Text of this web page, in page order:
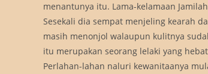
menantunya itu. Lama-kelamaan
Sesekali dia sempat menjeling kearah
masih menonjol walaupun kulitnya
itu merupakan seorang lelaki yang
Perlahan-lahan naluri kewanitaanya